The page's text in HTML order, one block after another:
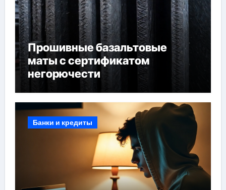
Прошивные базальтовые
маты с сертификатом
негорючести
Банки и кредиты